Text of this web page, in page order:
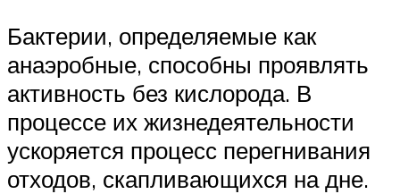
Бактерии, определяемые как
анаэробные, способны проявлять
активность без кислорода. В
процессе их жизнедеятельности
ускоряется процесс перегнивания
отходов, скапливающихся на дне.